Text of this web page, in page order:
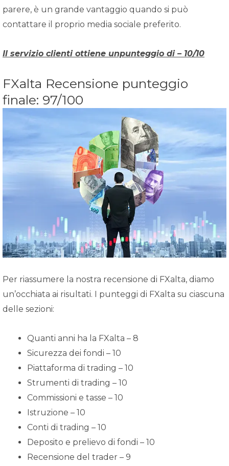
parere, è un grande vantaggio quando si può
contattare il proprio media sociale preferito.
Il servizio clienti ottiene unpunteggio di – 10/10
FXalta Recensione punteggio
finale: 97/100
Per riassumere la nostra recensione di FXalta, diamo
un’occhiata ai risultati. I punteggi di FXalta su ciascuna
delle sezioni:
Quanti anni ha la FXalta – 8
Sicurezza dei fondi – 10
Piattaforma di trading – 10
Strumenti di trading – 10
Commissioni e tasse – 10
Istruzione – 10
Conti di trading – 10
Deposito e prelievo di fondi – 10
Recensione del trader – 9